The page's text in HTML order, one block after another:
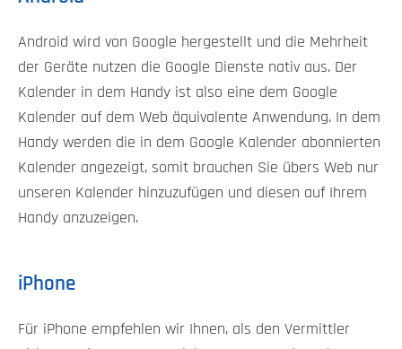
Android wird von Google hergestellt und die Mehrheit
der Geräte nutzen die Google Dienste nativ aus. Der
Kalender in dem Handy ist also eine dem Google
Kalender auf dem Web äquivalente Anwendung. In dem
Handy werden die in dem Google Kalender abonnierten
Kalender angezeigt, somit brauchen Sie übers Web nur
unseren Kalender hinzuzufügen und diesen auf Ihrem
Handy anzuzeigen.
iPhone
Für iPhone empfehlen wir Ihnen, als den Vermittler